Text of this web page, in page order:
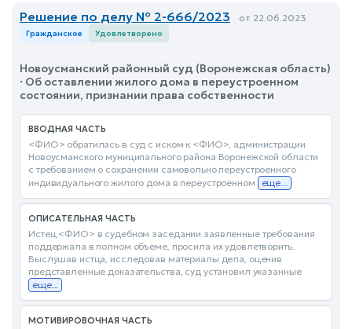
Решение по делу № 2-666/2023 от 22.06.2023
Гражданское Удовлетворено
Новоусманский районный суд (Воронежская область)
· Об оставлении жилого дома в переустроенном
состоянии, признании права собственности
ВВОДНАЯ ЧАСТЬ
<ФИО> обратилась в суд с иском к <ФИО>, администрации
Новоусманского муниципального района Воронежской области
с требованием о сохранении самовольно переустроенного
индивидуального жилого дома в переустроенном
еще...
ОПИСАТЕЛЬНАЯ ЧАСТЬ
Истец <ФИО> в судебном заседании заявленные требования
поддержала в полном объеме, просила их удовлетворить.
Выслушав истца, исследовав материалы дела, оценив
представленные доказательства, суд установил указанные
еще...
МОТИВИРОВОЧНАЯ ЧАСТЬ